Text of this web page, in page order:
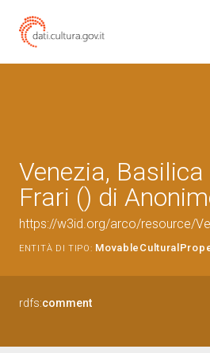
Venezia,
Frari () di
https://w3id.org/arco/resource/
ENTITÀ DI TIPO:
rdfs:comment